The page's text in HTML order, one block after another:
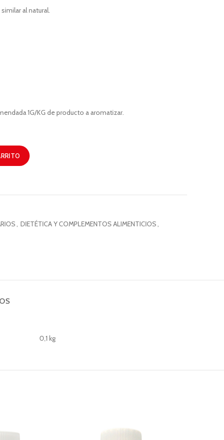
al natural.
1G/KG de producto a aromatizar.
, DIETÉTICA Y COMPLEMENTOS ALIMENTICIOS,
0,1 kg